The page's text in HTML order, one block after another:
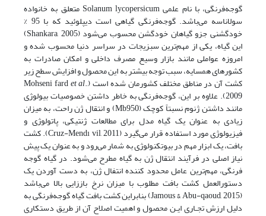
گوجه‌فرنگی، با نام علمی Solanum lycopersicum متعلق به خانواده
سولاناسه می‌باشد. گوجه‌فرنگی گیاهی است دیپلوئید که با 95 %
خودگشنی جزو گیاهان خودگشن محسوب می‌شود (Shankara, 2005)
این گیاه، یکی از مهم‌ترین سبزیجات در سراسر دنیا محسوب شده و
امروزه عواملی مانند بازار وسیع مصرف داخلی و امکان صادرات به
کشورهای همسایه، سبب توجه بیشتر به این محصول و افزایش سطح زیر
کشت آن در مناطق مختلف کشورمان شده است (Mohseni fard et al.,
2009). علاوه بر این، گوجه‌فرنگی به خاطر داشتن خصوصیات بیولوژی
مانند داشتن ژنوم نسبتاً کوچک (Mb950) و انتقال ژن راحت، به میزان
زیادی به عنوان یک گیاه مدل برای مطالعات ژنتیکی، پاتولوژی و
فیزیولوژی مورد استفاده قرار می‌گیرد (Cruz-Mendı vil, 2011). کشت
بافت، یک ابزار مهم در بیوتکنولوژی به شمار می‌رود و به عنوان یک پیش
نیاز اصلی در فرآیند انتقال ژن به گیاه مطرح می‌شود. در گیاه گوجه
‌فرنگی، مهم‌ترین عامل محدود کننده انتفال ژن، به دست آوردن یک
دستورالعمل کشت بافت مطلوب با میزان نرخ باززایی بالا می‌باشد
(Jamous & Abu-qaoud, 2015) بنابراین کشت بافت گیاه گوجه‌فرنگی به
دلیل ارزش تجـاری ایـن محصول و اهمیت اصلاح آن از طریق دستکاری